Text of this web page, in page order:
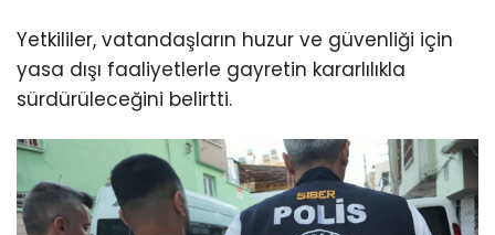
Yetkililer, vatandaşların huzur ve güvenliği için
yasa dışı faaliyetlerle gayretin kararlılıkla
sürdürüleceğini belirtti.